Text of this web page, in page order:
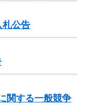
公告
関する一般競争